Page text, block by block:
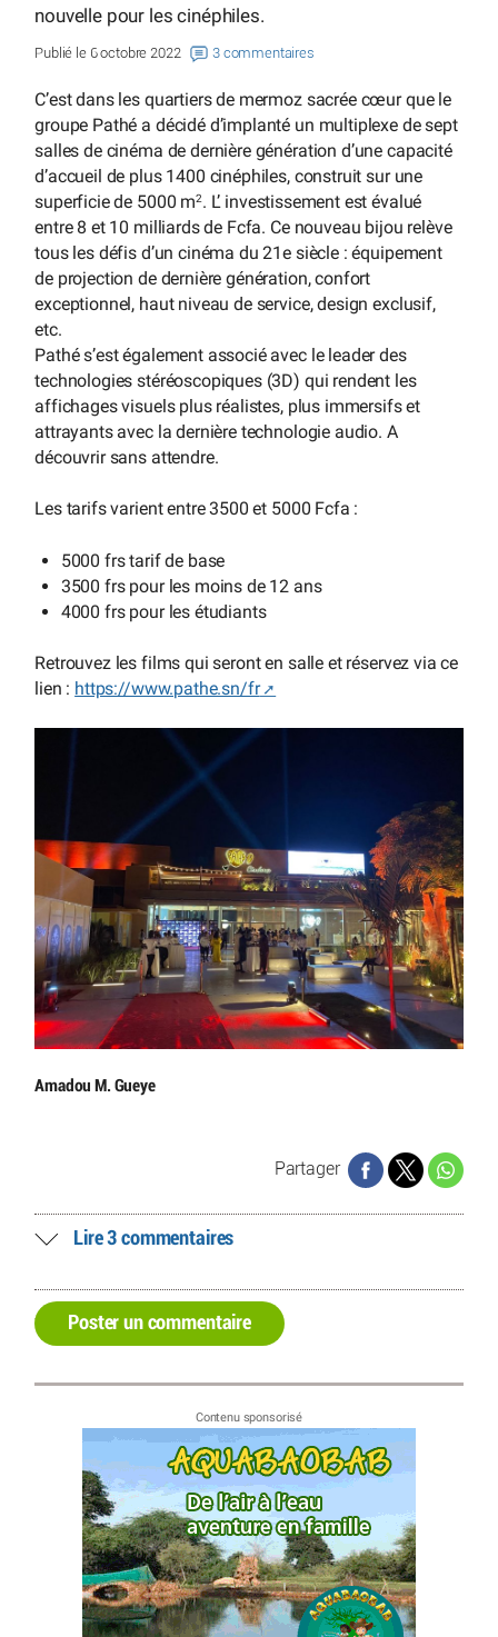
nouvelle pour les cinéphiles.
Publié le 6 octobre 2022 3 commentaires
C’est dans les quartiers de mermoz sacrée cœur que le
groupe Pathé a décidé d’implanté un multiplexe de sept
salles de cinéma de dernière génération d’une capacité
d’accueil de plus 1400 cinéphiles, construit sur une
superficie de 5000 m2. L’ investissement est évalué
entre 8 et 10 milliards de Fcfa. Ce nouveau bijou relève
tous les défis d’un cinéma du 21e siècle : équipement
de projection de dernière génération, confort
exceptionnel, haut niveau de service, design exclusif,
etc.
Pathé s’est également associé avec le leader des
technologies stéréoscopiques (3D) qui rendent les
affichages visuels plus réalistes, plus immersifs et
attrayants avec la dernière technologie audio. A
découvrir sans attendre.
Les tarifs varient entre 3500 et 5000 Fcfa :
5000 frs tarif de base
3500 frs pour les moins de 12 ans
4000 frs pour les étudiants
Retrouvez les films qui seront en salle et réservez via ce
lien : https://www.pathe.sn/fr
Amadou M. Gueye
Partager
Lire 3 commentaires
Poster un commentaire